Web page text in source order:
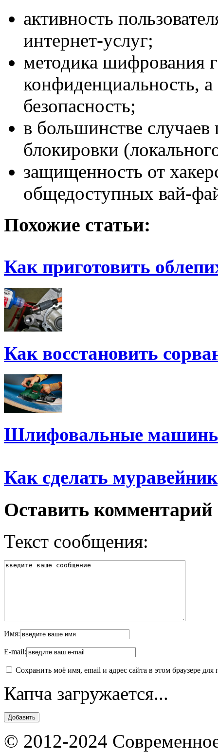
активность
интернет-услуг;
методика шифрования
конфиденциальность,
безопасность;
в большинстве случаев
блокировки
защищенность от
общедоступных вай-
Похожие статьи:
Как приготовить
Как восстановить
Шлифовальные
Как сделать муравейник
Оставить комментарий
Текст сообщения:
Имя:
E-mail:
Сохранить моё имя, email и адрес сайта в этом браузере
Капча загружается...
© 2012-2024